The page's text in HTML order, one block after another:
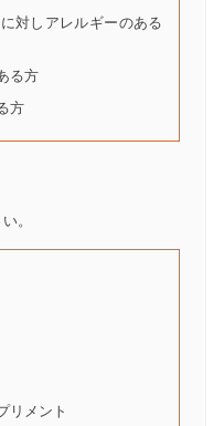
対しアレルギーのある
る方
方
。
リメント